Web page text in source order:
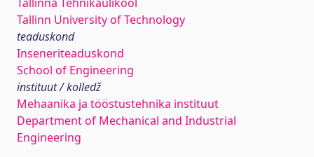
Tallinn University of Technology
teaduskond
Inseneriteaduskond
School of Engineering
instituut / kolledž
Mehaanika ja tööstustehnika instituut
Department of Mechanical and Industrial
Engineering